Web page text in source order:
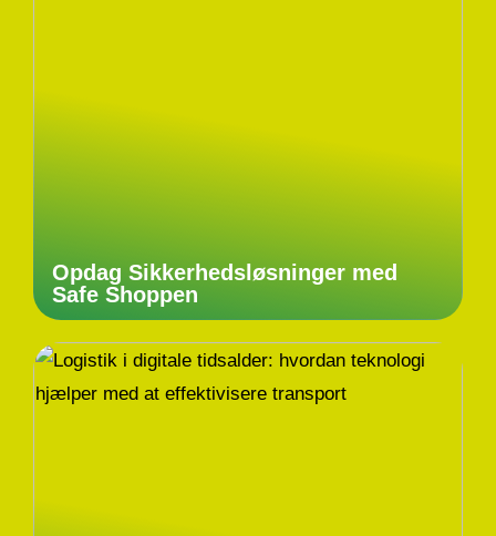
Opdag Sikkerhedsløsninger med
Safe Shoppen